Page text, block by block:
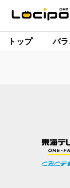
トップ バ